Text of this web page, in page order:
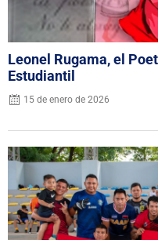
Leonel Rugama, el
Estudiantil
15 de enero de 2026